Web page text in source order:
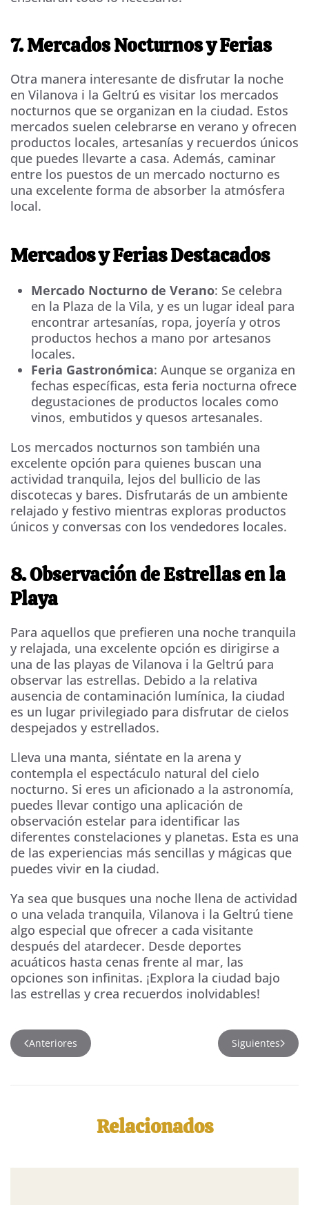
7. Mercados Nocturnos y Ferias
Otra manera interesante de disfrutar la noche
en Vilanova i la Geltrú es visitar los mercados
nocturnos que se organizan en la ciudad. Estos
mercados suelen celebrarse en verano y ofrecen
productos locales, artesanías y recuerdos únicos
que puedes llevarte a casa. Además, caminar
entre los puestos de un mercado nocturno es
una excelente forma de absorber la atmósfera
local.
Mercados y Ferias Destacados
Mercado Nocturno de Verano: Se celebra
en la Plaza de la Vila, y es un lugar ideal para
encontrar artesanías, ropa, joyería y otros
productos hechos a mano por artesanos
locales.
Feria Gastronómica: Aunque se organiza en
fechas específicas, esta feria nocturna ofrece
degustaciones de productos locales como
vinos, embutidos y quesos artesanales.
Los mercados nocturnos son también una
excelente opción para quienes buscan una
actividad tranquila, lejos del bullicio de las
discotecas y bares. Disfrutarás de un ambiente
relajado y festivo mientras exploras productos
únicos y conversas con los vendedores locales.
8. Observación de Estrellas en la
Playa
Para aquellos que prefieren una noche tranquila
y relajada, una excelente opción es dirigirse a
una de las playas de Vilanova i la Geltrú para
observar las estrellas. Debido a la relativa
ausencia de contaminación lumínica, la ciudad
es un lugar privilegiado para disfrutar de cielos
despejados y estrellados.
Lleva una manta, siéntate en la arena y
contempla el espectáculo natural del cielo
nocturno. Si eres un aficionado a la astronomía,
puedes llevar contigo una aplicación de
observación estelar para identificar las
diferentes constelaciones y planetas. Esta es una
de las experiencias más sencillas y mágicas que
puedes vivir en la ciudad.
Ya sea que busques una noche llena de actividad
o una velada tranquila, Vilanova i la Geltrú tiene
algo especial que ofrecer a cada visitante
después del atardecer. Desde deportes
acuáticos hasta cenas frente al mar, las
opciones son infinitas. ¡Explora la ciudad bajo
las estrellas y crea recuerdos inolvidables!
Anteriores Siguientes
Relacionados